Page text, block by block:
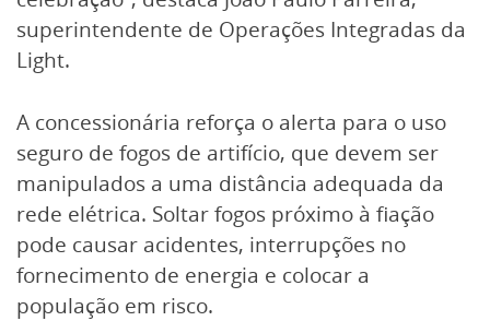
superintendente de Operações Integradas da
Light.
A concessionária reforça o alerta para o uso
seguro de fogos de artifício, que devem ser
manipulados a uma distância adequada da
rede elétrica. Soltar fogos próximo à fiação
pode causar acidentes, interrupções no
fornecimento de energia e colocar a
população em risco.